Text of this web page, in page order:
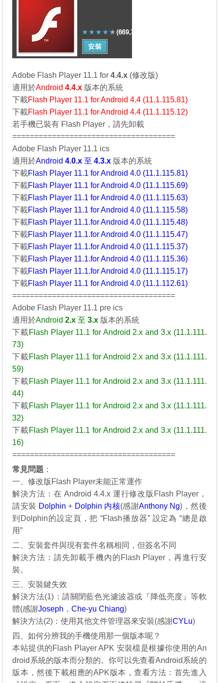
Adobe Flash Player 11.1 for4.4.x (修改版)
適用於Android4.4.x 版本的系統
下載Flash Player 11.1 for Android 4.4 (11.1.115.81)
下載Flash Player 11.1 for Android 4.4 (11.1.115.12)
若手機已裝有 Flash Player，請先卸載
=====================================
Adobe Flash Player 11.1 ics
適用於Android 4.0.x 至 4.3.x 版本的系統
下載Flash Player 11.1 for Android 4.0 (11.1.115.81)
下載Flash Player 11.1 for Android 4.0 (11.1.115.69)
下載Flash Player 11.1 for Android 4.0 (11.1.115.63)
下載Flash Player 11.1 for Android 4.0 (11.1.115.58)
下載Flash Player 11.1.for Android 4.0 (11.1.115.48)
下載Flash Player 11.1.for Android 4.0 (11.1.115.47)
下載Flash Player 11.1.for Android 4.0 (11.1.115.37)
下載Flash Player 11.1.for Android 4.0 (11.1.115.36)
下載Flash Player 11.1.for Android 4.0 (11.1.115.17)
下載Flash Player 11.1 for Android 4.0 (11.1.112.61)
=====================================
Adobe Flash Player 11.1 pre ics
適用於Android2.x 至3.x 版本的系統
下載 Flash Player 11.1 for Android 2.x and 3.x (11.1.111.
73)
下載 Flash Player 11.1 for Android 2.x and 3.x (11.1.111.
59)
下載 Flash Player 11.1 for Android 2.x and 3.x (11.1.111.
44)
下載 Flash Player 11.1 for Android 2.x and 3.x (11.1.111.
32)
下載 Flash Player 11.1 for Android 2.x and 3.x (11.1.111.
16)
=====================================
常見問題 ：
一、修改版Flash Player未能正常運作
解決方法：在 Android 4.4.x 運行修改版Flash Player，
請安裝 Dolphin + Dolphin 内核(感謝Anthony Ng)，然後
到Dolphin的設定頁，把 “Flash播放器” 設定為 “總是啟
用”
二、安裝套件與現有套件名稱相同，但簽名不同
解決方法：請先卸載手機內的Flash Player，再進行安
裝。
三、安裝鍵失效
解決方法(1)：請關閉藍色光濾波器或『降低亮度』等軟
體(感謝Joseph ，Che-yu Chiang)
解決方法(2)：使用其他文件管理器來安裝(感謝CYLu)
四、如何分辨我的手機使用那一個版本呢？
本站提供的Flash Player APK 安裝檔是根據你使用的An
droid系統的版本而分類的。你可以先查看Android系統的
版本，然後下載相應的APK版本，查看方法：首先進入